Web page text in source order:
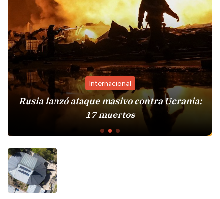
Internacional
Rusia lanzó ataque masivo contra Ucrania:
17 muertos